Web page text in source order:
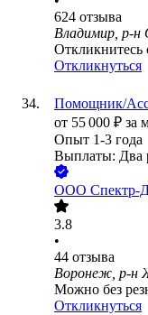
624 отзыва
Владимир, р-н
Откликнитесь
Откликнуться
Помощник/
от 55 000 ₽ за
Опыт 1-3 года
Выплаты: Два
ООО Спектр-
3.8
•
44 отзыва
Воронеж, р-н
Можно без
Откликнуться